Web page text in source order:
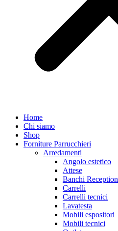
Home
Chi siamo
Shop
Forniture Parrucchieri
Arredamenti
Angolo estetico
Attese
Banchi Reception
Carrelli
Carrelli tecnici
Lavatesta
Mobili espositori
Mobili tecnici